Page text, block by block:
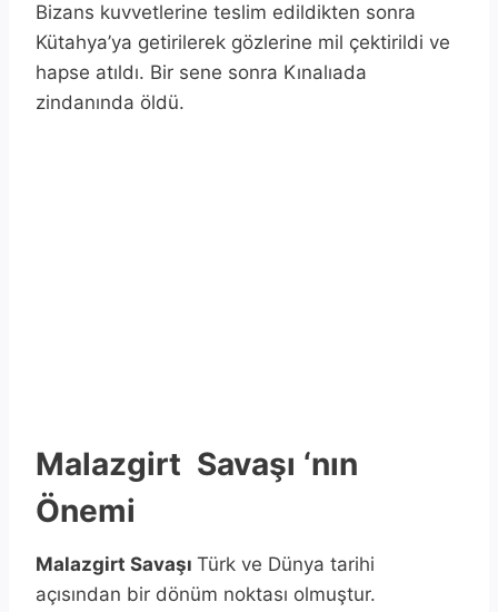
Bizans kuvvetlerine teslim edildikten sonra
Kütahya’ya getirilerek gözlerine mil çektirildi ve
hapse atıldı. Bir sene sonra Kınalıada
zindanında öldü.
Malazgirt Savaşı ‘nın
Önemi
Malazgirt Savaşı Türk ve Dünya tarihi
açısından bir dönüm noktası olmuştur.